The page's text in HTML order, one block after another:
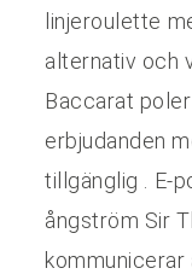
linjeroulette
alternativ och
Baccarat
erbjudanden
tillgänglig . E-
ångström Sir